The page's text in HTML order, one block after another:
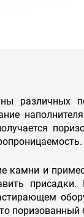
различных
камни и